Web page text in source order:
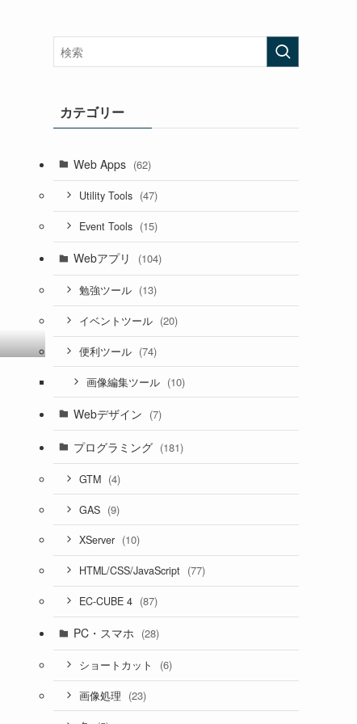
カテゴリー
Web Apps (62)
Utility Tools (47)
Event Tools (15)
Webアプリ (104)
勉強ツール (13)
イベントツール (20)
便利ツール (74)
画像編集ツール (10)
Webデザイン (7)
プログラミング (181)
GTM (4)
GAS (9)
XServer (10)
HTML/CSS/JavaScript (77)
EC-CUBE 4 (87)
PC・スマホ (28)
ショートカット (6)
画像処理 (23)